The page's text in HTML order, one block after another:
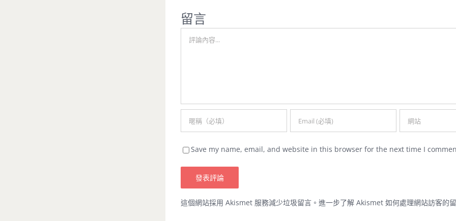
留言
Comment
Save my name, email, and website in this browser for the next time I
這個網站採用 Akismet 服務減少垃圾留言。 進一步了解 Akismet 如何處理網站訪客的